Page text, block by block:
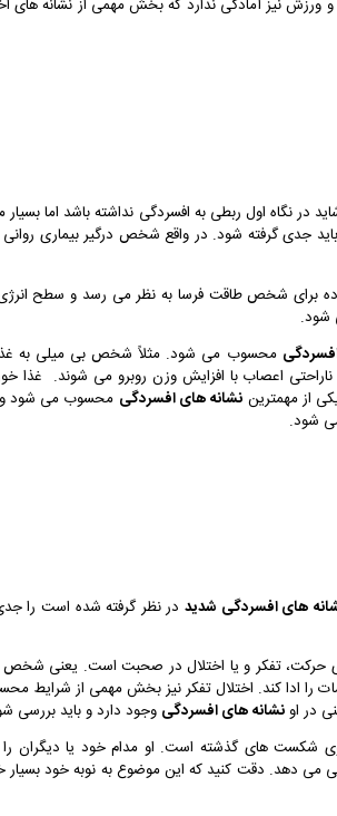
نیز آمادگی ندارد که بخش مهمی از نشانه های
در نگاه اول ربطی به افسردگی نداشته باشد اما
جدی گرفته شود. در واقع شخص درگیر بیماری
برای شخص طاقت فرسا به نظر می رسد و سطح
محسوب می شود. مثلاً شخص بی میلی به
اعصاب با افزایش وزن روبرو می شوند. غذا
از مهمترین نشانه های افسردگی محسوب می شود و
شود.
های افسردگی شدید در نظر گرفته شده است را
حرکت، تفکر و یا اختلال در صحبت است. یعنی
را ادا کند. اختلال تفکر نیز بخش مهمی از شرایط
در او نشانه های افسردگی وجود دارد و باید بررسی
شکست های گذشته است. او مدام خود یا دیگران را
دهد. دقت کنید که این موضوع به نوبه خود بسیار